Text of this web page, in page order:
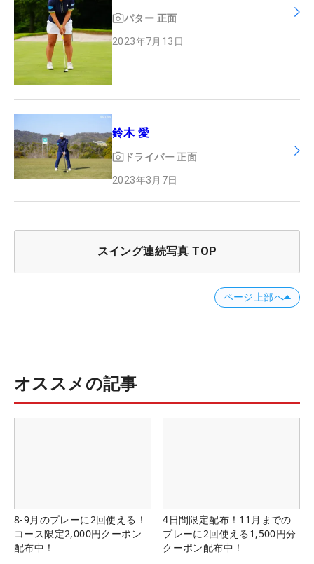
パター 正面
2023年7月13日
鈴木 愛
ドライバー 正面
2023年3月7日
スイング連続写真 TOP
ページ上部へ
オススメの記事
8-9月のプレーに2回使える！
コース限定2,000円クーポン
配布中！
4日間限定配布！11月までの
プレーに2回使える1,500円分
クーポン配布中！